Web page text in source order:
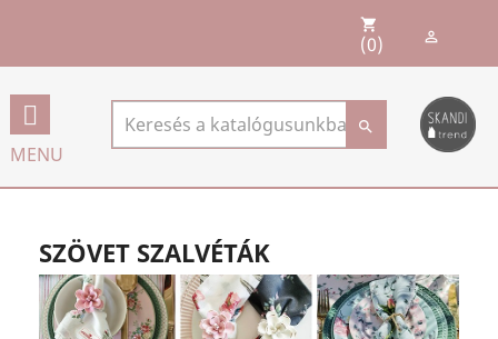
shopping_cart
(0) 
MENU

SZÖVET SZALVÉTÁK